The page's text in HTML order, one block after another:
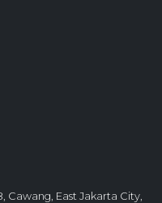
Cawang, East Jakarta City,